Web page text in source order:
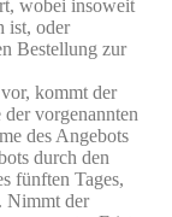
wobei insoweit
ist, oder
Bestellung zur
kommt der
vorgenannten
des Angebots
durch den
fünften Tages,
Nimmt der